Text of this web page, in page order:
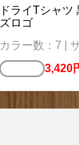
ドライTシャツ
ズロゴ
カラー数：7 |
3,420